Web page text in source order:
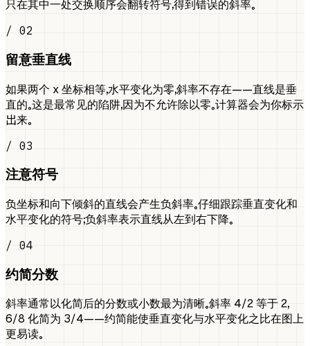
只在其中一处交换顺序会翻转符号，得到错误的斜率。
/ 02
留意垂直线
如果两个 x 坐标相等，水平变化为零，斜率不存在——直线是垂
直的。这是最常见的陷阱，因为不允许除以零。计算器会为你标示
出来。
/ 03
注意符号
负坐标和向下倾斜的直线会产生负斜率。仔细跟踪垂直变化和
水平变化的符号；负斜率表示直线从左到右下降。
/ 04
约简分数
斜率通常以化简后的分数或小数最为清晰。斜率 4/2 等于 2，
6/8 化简为 3/4——约简能使垂直变化与水平变化之比在图上
更易读。